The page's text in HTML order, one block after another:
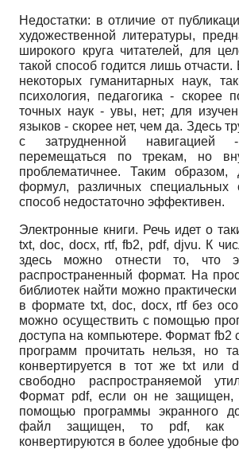
Недостатки: в отличие от
художественной литературы,
широкого круга читателей, для
такой способ годится лишь отчасти.
некоторых гуманитарных наук,
психология, педагогика - скорее
точных наук - увы, нет; для
языков - скорее нет, чем да. Здесь
с затрудненной
перемещаться по трекам, но
проблематичнее. Таким образом,
формул, различных специальных
способ недостаточно эффективен.
Электронные книги. Речь идет о
txt, doc, docx, rtf, fb2, pdf, djvu. К
здесь можно отнести то, что
распространенный формат. На
библиотек найти можно практически
в формате txt, doc, docx, rtf без
можно осуществить с помощью
доступа на компьютере. Формат fb2
программ прочитать нельзя, но
конвертируется в тот же txt или
свободно распространяемой
Формат pdf, если он не защищен,
помощью программы экранного
файл защищен, то pdf, как
конвертируются в более удобные